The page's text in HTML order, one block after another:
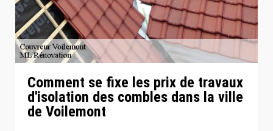
Comment se fixe les prix de travaux
d'isolation des combles dans la ville
de Voilemont